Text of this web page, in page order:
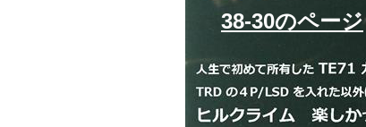
38-30のページ